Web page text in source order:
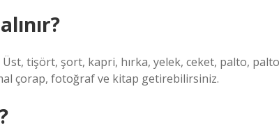
tişört, şort, kapri, hırka, yelek, ceket, palto,
çorap, fotoğraf ve kitap getirebilirsiniz.